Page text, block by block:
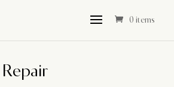
0 items